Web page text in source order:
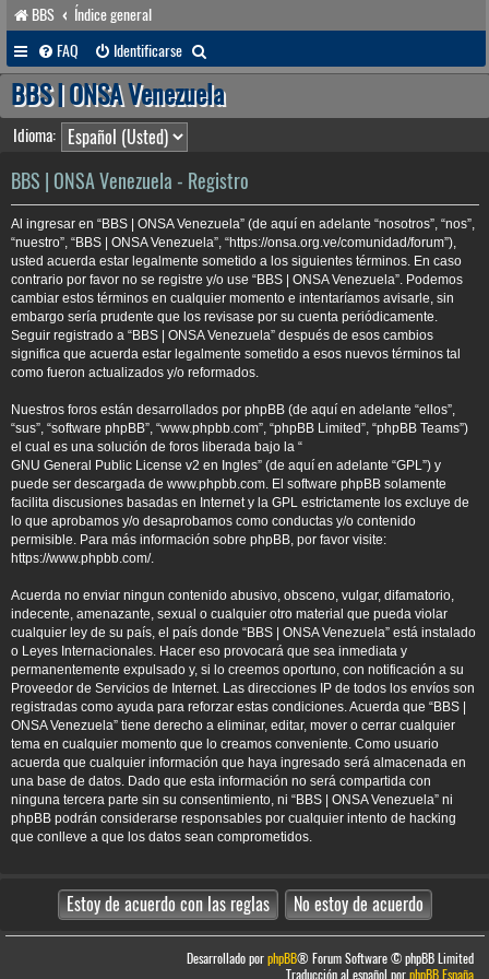
BBS
Índice general
FAQ
Identificarse
u
s
a
r
BBS | ONSA Venezuela
Idioma:
BBS | ONSA Venezuela - Registro
Al ingresar en “BBS | ONSA Venezuela” (de aquí en adelante “nosotros”, “nos”,
“nuestro”, “BBS | ONSA Venezuela”, “https://onsa.org.ve/comunidad/forum”),
usted acuerda estar legalmente sometido a los siguientes términos. En caso
contrario por favor no se registre y/o use “BBS | ONSA Venezuela”. Podemos
cambiar estos términos en cualquier momento e intentaríamos avisarle, sin
embargo sería prudente que los revisase por su cuenta periódicamente.
Seguir registrado a “BBS | ONSA Venezuela” después de esos cambios
significa que acuerda estar legalmente sometido a esos nuevos términos tal
como fueron actualizados y/o reformados.
Nuestros foros están desarrollados por phpBB (de aquí en adelante “ellos”,
“sus”, “software phpBB”, “www.phpbb.com”, “phpBB Limited”, “phpBB Teams”)
el cual es una solución de foros liberada bajo la “
GNU General Public License v2 en Ingles” (de aquí en adelante “GPL”) y
puede ser descargada de www.phpbb.com. El software phpBB solamente
facilita discusiones basadas en Internet y la GPL estrictamente los excluye de
lo que aprobamos y/o desaprobamos como conductas y/o contenido
permisible. Para más información sobre phpBB, por favor visite:
https://www.phpbb.com/.
Acuerda no enviar ningun contenido abusivo, obsceno, vulgar, difamatorio,
indecente, amenazante, sexual o cualquier otro material que pueda violar
cualquier ley de su país, el país donde “BBS | ONSA Venezuela” está instalado
o Leyes Internacionales. Hacer eso provocará que sea inmediata y
permanentemente expulsado y, si lo creemos oportuno, con notificación a su
Proveedor de Servicios de Internet. Las direcciones IP de todos los envíos son
registradas como ayuda para reforzar estas condiciones. Acuerda que “BBS |
ONSA Venezuela” tiene derecho a eliminar, editar, mover o cerrar cualquier
tema en cualquier momento que lo creamos conveniente. Como usuario
acuerda que cualquier información que haya ingresado será almacenada en
una base de datos. Dado que esta información no será compartida con
ninguna tercera parte sin su consentimiento, ni “BBS | ONSA Venezuela” ni
phpBB podrán considerarse responsables por cualquier intento de hacking
que conlleve a que los datos sean comprometidos.
Desarrollado porphpBB® Forum Software © phpBB Limited
Traducción al español porphpBB España